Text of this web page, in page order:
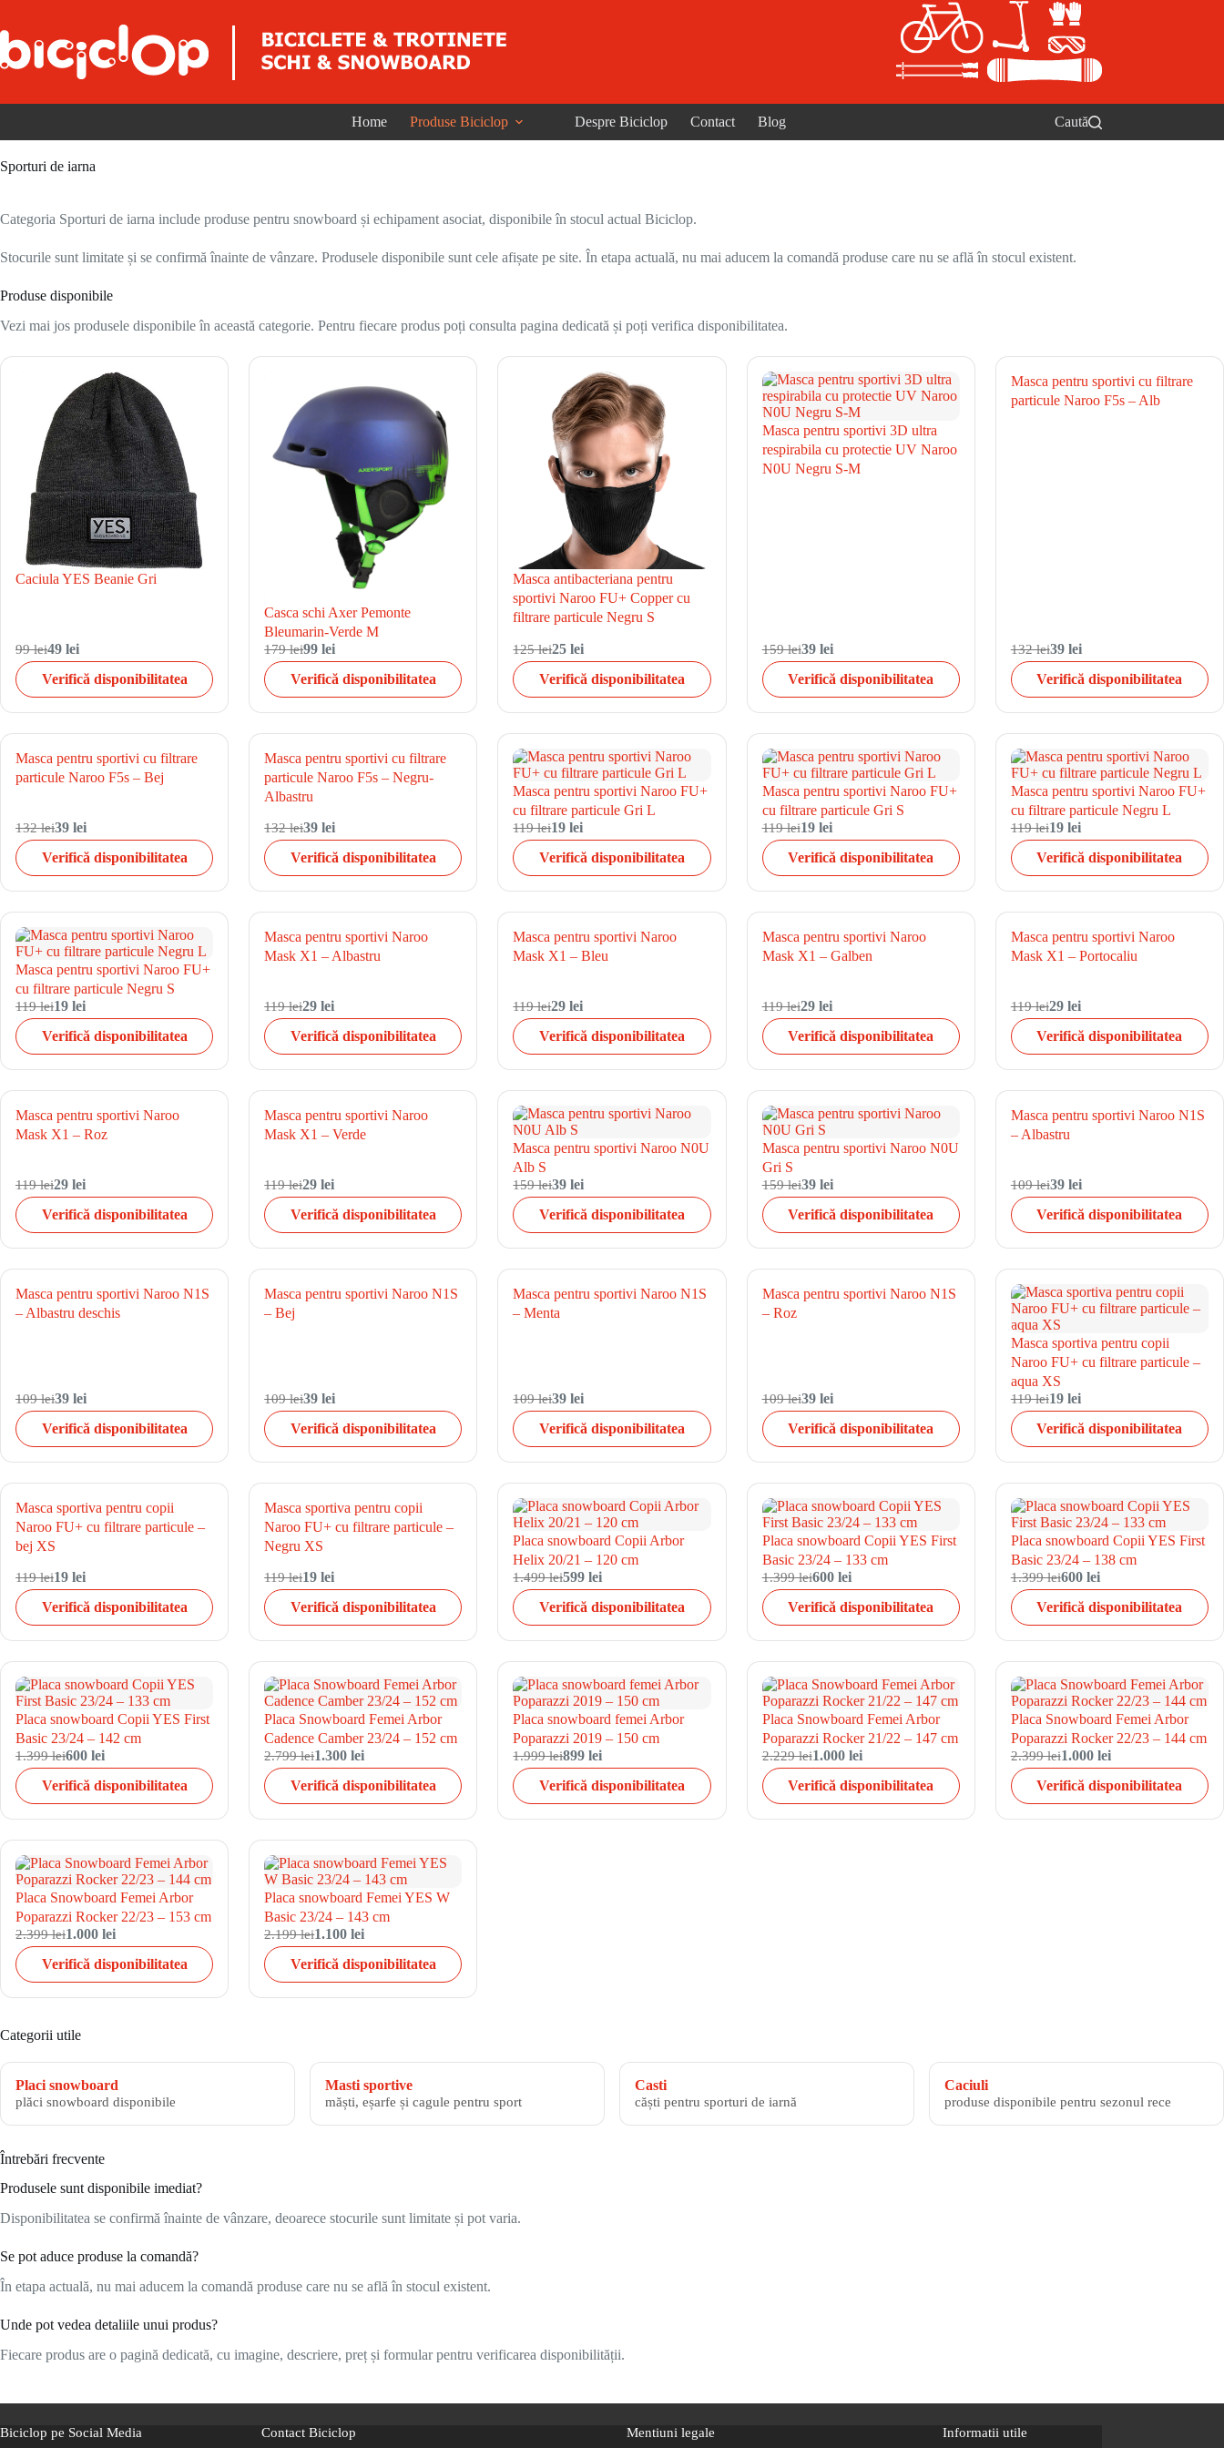
Home Produse Biciclop Despre Biciclop Contact Blog Caută
Sporturi de iarna
Categoria Sporturi de iarna include produse pentru snowboard și echipament asociat, disponibile în stocul actual Biciclop.
Stocurile sunt limitate și se confirmă înainte de vânzare. Produsele disponibile sunt cele afișate pe site. În etapa actuală, nu mai aducem la comandă produse care nu se află în stocul existent.
Produse disponibile
Vezi mai jos produsele disponibile în această categorie. Pentru fiecare produs poți consulta pagina dedicată și poți verifica disponibilitatea.
Caciula YES Beanie Gri
99 lei49 lei
Verifică disponibilitatea
Casca schi Axer Pemonte
Bleumarin-Verde M
179 lei99 lei
Verifică disponibilitatea
Masca antibacteriana pentru
sportivi Naroo FU+ Copper cu
filtrare particule Negru S
125 lei25 lei
Verifică disponibilitatea
Masca pentru sportivi 3D ultra
respirabila cu protectie UV Naroo
N0U Negru S-M
159 lei39 lei
Verifică disponibilitatea
Masca pentru sportivi cu filtrare
particule Naroo F5s – Alb
132 lei39 lei
Verifică disponibilitatea
Masca pentru sportivi cu filtrare
particule Naroo F5s – Bej
132 lei39 lei
Verifică disponibilitatea
Masca pentru sportivi cu filtrare
particule Naroo F5s – Negru-
Albastru
132 lei39 lei
Verifică disponibilitatea
Masca pentru sportivi Naroo FU+
cu filtrare particule Gri L
119 lei19 lei
Verifică disponibilitatea
Masca pentru sportivi Naroo FU+
cu filtrare particule Gri S
119 lei19 lei
Verifică disponibilitatea
Masca pentru sportivi Naroo FU+
cu filtrare particule Negru L
119 lei19 lei
Verifică disponibilitatea
Masca pentru sportivi Naroo FU+
cu filtrare particule Negru S
119 lei19 lei
Verifică disponibilitatea
Masca pentru sportivi Naroo
Mask X1 – Albastru
119 lei29 lei
Verifică disponibilitatea
Masca pentru sportivi Naroo
Mask X1 – Bleu
119 lei29 lei
Verifică disponibilitatea
Masca pentru sportivi Naroo
Mask X1 – Galben
119 lei29 lei
Verifică disponibilitatea
Masca pentru sportivi Naroo
Mask X1 – Portocaliu
119 lei29 lei
Verifică disponibilitatea
Masca pentru sportivi Naroo
Mask X1 – Roz
119 lei29 lei
Verifică disponibilitatea
Masca pentru sportivi Naroo
Mask X1 – Verde
119 lei29 lei
Verifică disponibilitatea
Masca pentru sportivi Naroo N0U
Alb S
159 lei39 lei
Verifică disponibilitatea
Masca pentru sportivi Naroo N0U
Gri S
159 lei39 lei
Verifică disponibilitatea
Masca pentru sportivi Naroo N1S
– Albastru
109 lei39 lei
Verifică disponibilitatea
Masca pentru sportivi Naroo N1S
– Albastru deschis
109 lei39 lei
Verifică disponibilitatea
Masca pentru sportivi Naroo N1S
– Bej
109 lei39 lei
Verifică disponibilitatea
Masca pentru sportivi Naroo N1S
– Menta
109 lei39 lei
Verifică disponibilitatea
Masca pentru sportivi Naroo N1S
– Roz
109 lei39 lei
Verifică disponibilitatea
Masca sportiva pentru copii
Naroo FU+ cu filtrare particule –
aqua XS
119 lei19 lei
Verifică disponibilitatea
Masca sportiva pentru copii
Naroo FU+ cu filtrare particule –
bej XS
119 lei19 lei
Verifică disponibilitatea
Masca sportiva pentru copii
Naroo FU+ cu filtrare particule –
Negru XS
119 lei19 lei
Verifică disponibilitatea
Placa snowboard Copii Arbor
Helix 20/21 – 120 cm
1.499 lei599 lei
Verifică disponibilitatea
Placa snowboard Copii YES First
Basic 23/24 – 133 cm
1.399 lei600 lei
Verifică disponibilitatea
Placa snowboard Copii YES First
Basic 23/24 – 138 cm
1.399 lei600 lei
Verifică disponibilitatea
Placa snowboard Copii YES First
Basic 23/24 – 142 cm
1.399 lei600 lei
Verifică disponibilitatea
Placa Snowboard Femei Arbor
Cadence Camber 23/24 – 152 cm
2.799 lei1.300 lei
Verifică disponibilitatea
Placa snowboard femei Arbor
Poparazzi 2019 – 150 cm
1.999 lei899 lei
Verifică disponibilitatea
Placa Snowboard Femei Arbor
Poparazzi Rocker 21/22 – 147 cm
2.229 lei1.000 lei
Verifică disponibilitatea
Placa Snowboard Femei Arbor
Poparazzi Rocker 22/23 – 144 cm
2.399 lei1.000 lei
Verifică disponibilitatea
Placa Snowboard Femei Arbor
Poparazzi Rocker 22/23 – 153 cm
2.399 lei1.000 lei
Verifică disponibilitatea
Placa snowboard Femei YES W
Basic 23/24 – 143 cm
2.199 lei1.100 lei
Verifică disponibilitatea
Categorii utile
Placi snowboard
plăci snowboard disponibile
Masti sportive
măști, eșarfe și cagule pentru sport
Casti
căști pentru sporturi de iarnă
Caciuli
produse disponibile pentru sezonul rece
Întrebări frecvente
Produsele sunt disponibile imediat?
Disponibilitatea se confirmă înainte de vânzare, deoarece stocurile sunt limitate și pot varia.
Se pot aduce produse la comandă?
În etapa actuală, nu mai aducem la comandă produse care nu se află în stocul existent.
Unde pot vedea detaliile unui produs?
Fiecare produs are o pagină dedicată, cu imagine, descriere, preț și formular pentru verificarea disponibilității.
Biciclop pe Social Media Contact Biciclop Mentiuni legale Informatii utile